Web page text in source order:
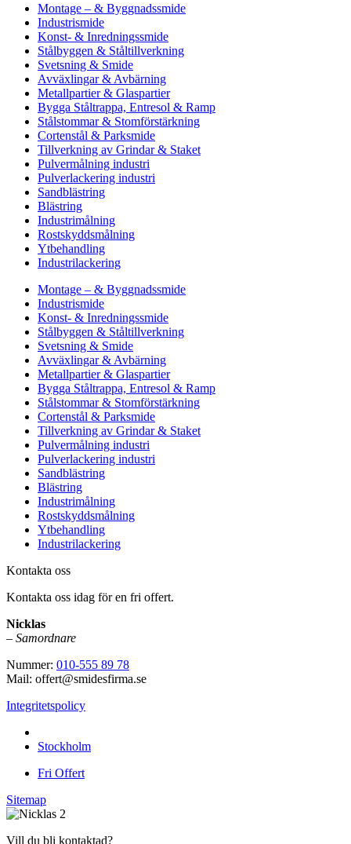
Montage – & Byggnadssmide
Industrismide
Konst- & Inredningssmide
Stålbyggen & Ståltillverkning
Svetsning & Smide
Avväxlingar & Avbärning
Metallpartier & Glaspartier
Bygga Ståltrappa, Entresol & Ramp
Stålstommar & Stomförstärkning
Cortenstål & Parksmide
Tillverkning av Grindar & Staket
Pulvermålning industri
Pulverlackering industri
Sandblästring
Blästring
Industrimålning
Rostskyddsmålning
Ytbehandling
Industrilackering
Montage – & Byggnadssmide
Industrismide
Konst- & Inredningssmide
Stålbyggen & Ståltillverkning
Svetsning & Smide
Avväxlingar & Avbärning
Metallpartier & Glaspartier
Bygga Ståltrappa, Entresol & Ramp
Stålstommar & Stomförstärkning
Cortenstål & Parksmide
Tillverkning av Grindar & Staket
Pulvermålning industri
Pulverlackering industri
Sandblästring
Blästring
Industrimålning
Rostskyddsmålning
Ytbehandling
Industrilackering
Kontakta oss
Kontakta oss idag för en fri offert.
Nicklas
– Samordnare
Nummer: 010-555 89 78
Mail: offert@smidesfirma.se
Integritetspolicy
Stockholm
Fri Offert
Sitemap
Vill du bli kontaktad?